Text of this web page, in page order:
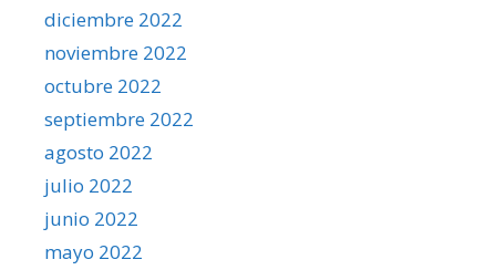
diciembre 2022
noviembre 2022
octubre 2022
septiembre 2022
agosto 2022
julio 2022
junio 2022
mayo 2022